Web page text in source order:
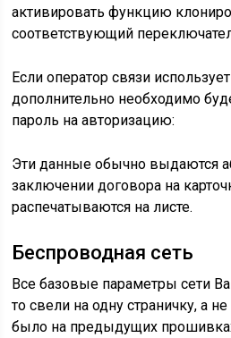
активировать функцию
соответствующий
Если оператор связи
дополнительно необходимо
пароль на авторизацию:
Эти данные обычно выдаются
заключении договора на
распечатываются на листе.
Беспроводная сеть
Все базовые параметры сети
то свели на одну страничку, а
было на предыдущих